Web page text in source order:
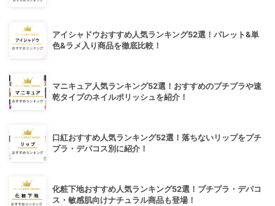
アイシャドウおすすめ人気ランキング52選！パレット&単
色&ラメ入り商品を徹底比較！
マニキュア人気ランキング52選！おすすめのプチプラや速
乾タイプのネイルポリッシュを紹介！
口紅おすすめ人気ランキング52選！落ちないリップをプチ
プラ・デパコス別に紹介！
化粧下地おすすめ人気ランキング52選！プチプラ・デパコ
ス・敏感肌向けナチュラル商品も登場！